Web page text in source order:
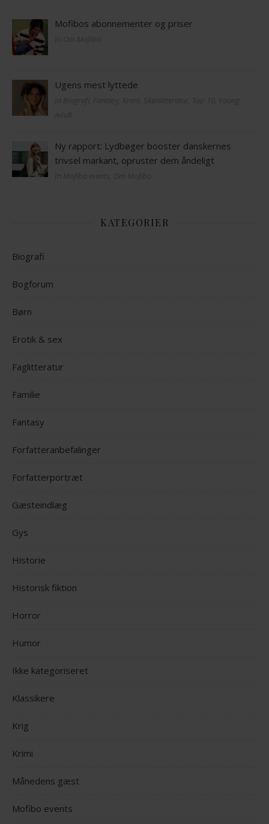
Mofibos abonnementer og priser
Ugens mest lyttede
Ny rapport: Lydbøger booster danskernes
trivsel markant, opruster dem åndeligt
KATEGORIER
Biografi
Bogforum
Børn
Erotik & sex
Faglitteratur
Familie
Fantasy
Forfatteranbefalinger
Forfatterportræt
Gæsteindlæg
Gys
Historie
Historisk fiktion
Horror
Humor
Ikke kategoriseret
Klassikere
Krig
Krimi
Månedens gæst
Mofibo events